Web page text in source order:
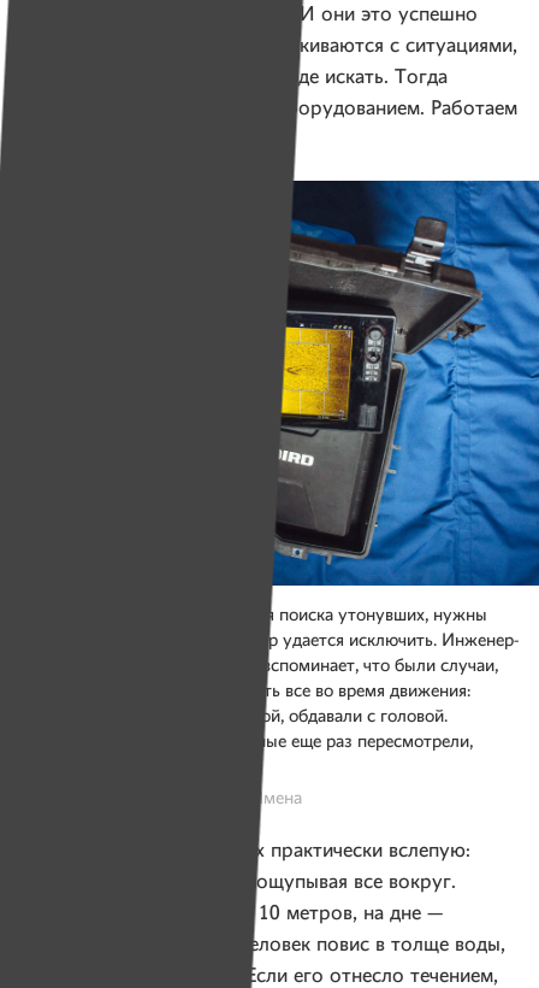
которой — искать утонувших. И они это успешно
делают. Но периодически сталкиваются с ситуациями,
когда бессильны — не знают, где искать. Тогда
на помощь приходим мы с оборудованием. Работаем
Чтобы работать с прибором для поиска утонувших, нужны
навыки. Но человеческий фактор удается исключить. Инженер-
техник ПСО «Ангел» Дмитрий вспоминает, что были случаи,
когда он не успевал осматривать все во время движения:
волны накатывали одна за одной, обдавали с головой.
По возвращению на берег данные еще раз пересмотрели,
Фото: Александр Васюкович, Имена
Водолазы ищут утонувших практически вслепую:
ложатся на дно и ползут, ощупывая все вокруг.
Глубина порой достигает 10 метров, на дне —
абсолютно темно. Если человек повис в толще воды,
водолазы его не найдут. Если его отнесло течением,